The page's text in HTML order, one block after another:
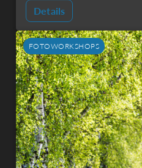
Details
FOTOWORKSHOPS